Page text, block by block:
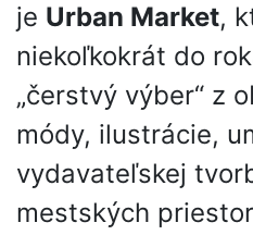
je Urban Market,
niekoľkokrát do
„čerstvý výber“ z
módy, ilustrácie,
vydavateľskej
mestských